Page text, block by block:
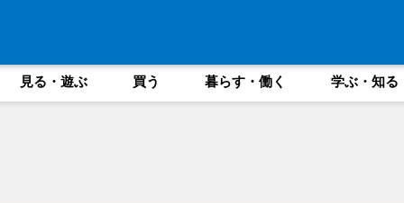
見る・遊ぶ 買う 暮らす・働く 学ぶ・知る